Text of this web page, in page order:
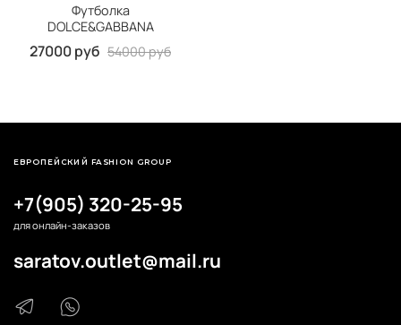
Футболка
DOLCE&GABBANA
27000 руб 54000 руб
+7(905) 320-25-95
для онлайн-заказов
saratov.outlet@mail.ru
ЕВРОПЕЙСКИЙ FASHION GROUP